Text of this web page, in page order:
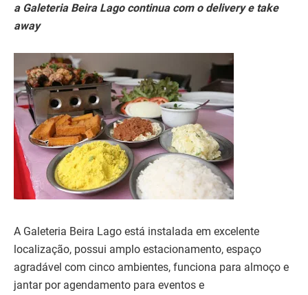
a Galeteria Beira Lago continua com o delivery e take
away
A Galeteria Beira Lago está instalada em excelente
localização, possui amplo estacionamento, espaço
agradável com cinco ambientes, funciona para almoço e
jantar por agendamento para eventos e